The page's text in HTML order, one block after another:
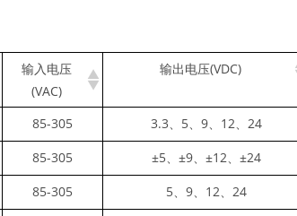
输入电压
(VAC)
输出电压(VDC)
85-305 3.3、5、9、12、24
85-305 ±5、±9、±12、±24
85-305 5、9、12、24